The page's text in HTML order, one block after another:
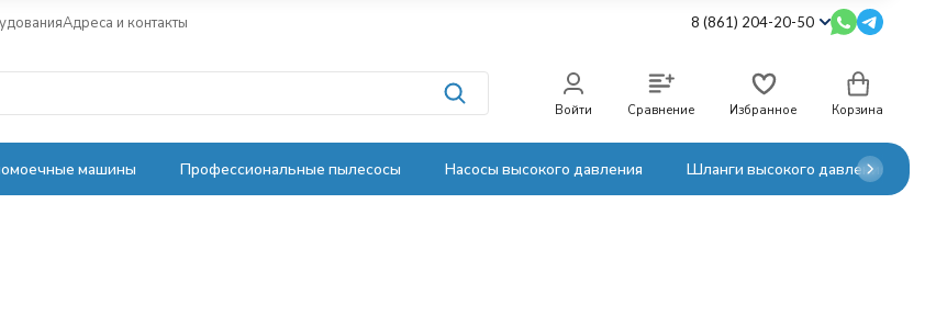
Адреса и контакты 8 (861) 204-20-50
Войти Сравнение Избранное Корзина
машины Профессиональные пылесосы Насосы высокого давления Шланги высокого давления